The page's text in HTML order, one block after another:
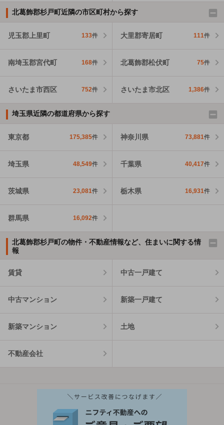
北葛飾郡杉戸町近隣の市区町村から探す
児玉郡上里町 133件 大里郡寄居町 111件
南埼玉郡宮代町 168件 北葛飾郡松伏町 75件
さいたま市西区 752件 さいたま市北区 1,386件
埼玉県近隣の都道府県から探す
東京都 175,385件 神奈川県 73,881件
埼玉県 48,549件 千葉県 40,417件
茨城県 23,081件 栃木県 16,931件
群馬県 16,092件
北葛飾郡杉戸町の物件・不動産情報など、住まいに関する情
報
賃貸 中古一戸建て
中古マンション 新築一戸建て
新築マンション 土地
不動産会社